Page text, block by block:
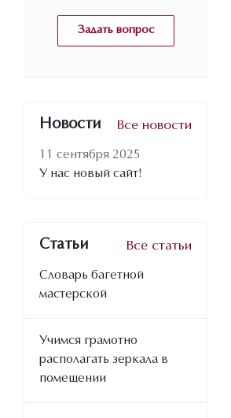
Задать вопрос
Новости Все новости
11 сентября 2025
У нас новый сайт!
Статьи Все статьи
Словарь багетной
мастерской
Учимся грамотно
располагать зеркала в
помещении